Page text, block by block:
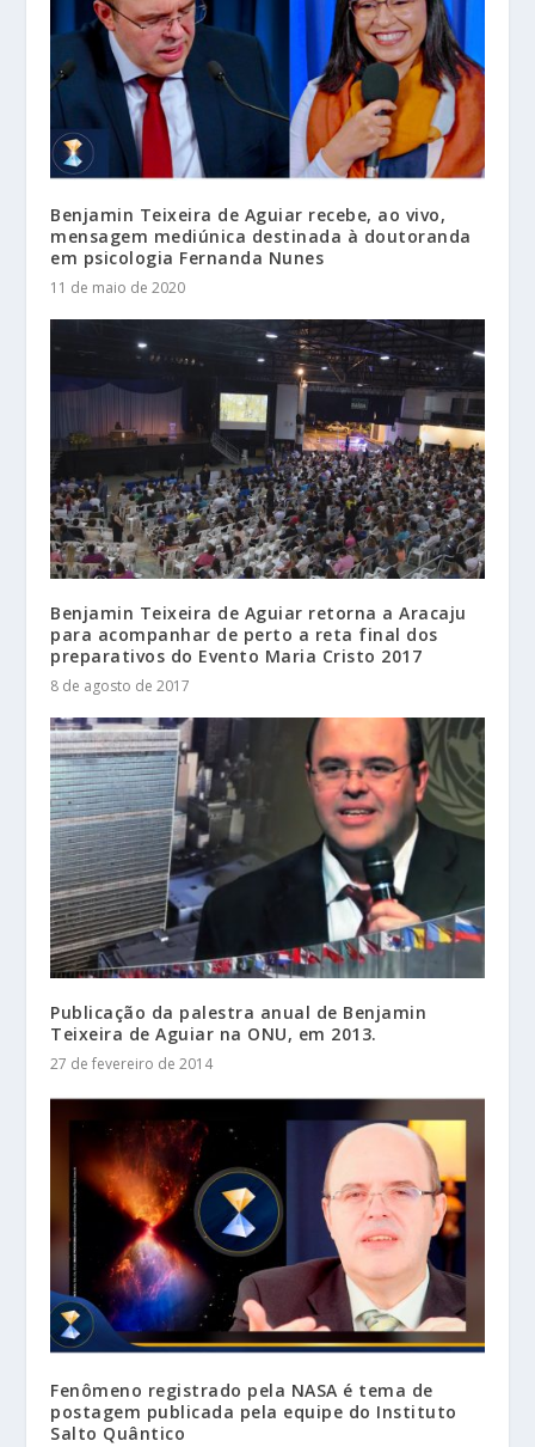
Benjamin Teixeira de Aguiar recebe, ao vivo,
mensagem mediúnica destinada à doutoranda
em psicologia Fernanda Nunes
11 de maio de 2020
Benjamin Teixeira de Aguiar retorna a Aracaju
para acompanhar de perto a reta final dos
preparativos do Evento Maria Cristo 2017
8 de agosto de 2017
Publicação da palestra anual de Benjamin
Teixeira de Aguiar na ONU, em 2013.
27 de fevereiro de 2014
Fenômeno registrado pela NASA é tema de
postagem publicada pela equipe do Instituto
Salto Quântico